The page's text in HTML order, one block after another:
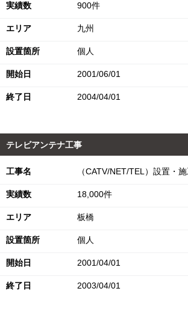
実績数 900件
エリア 九州
設置箇所 個人
開始日 2001/06/01
終了日 2004/04/01
テレビアンテナ工事
工事名 （CATV/NET/TEL）設置・
実績数 18,000件
エリア 板橋
設置箇所 個人
開始日 2001/04/01
終了日 2003/04/01